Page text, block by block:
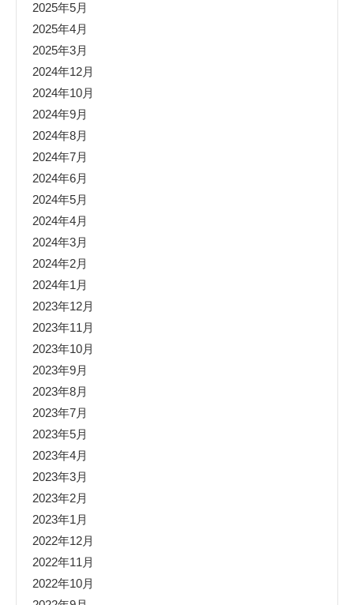
2025年5月
2025年4月
2025年3月
2024年12月
2024年10月
2024年9月
2024年8月
2024年7月
2024年6月
2024年5月
2024年4月
2024年3月
2024年2月
2024年1月
2023年12月
2023年11月
2023年10月
2023年9月
2023年8月
2023年7月
2023年5月
2023年4月
2023年3月
2023年2月
2023年1月
2022年12月
2022年11月
2022年10月